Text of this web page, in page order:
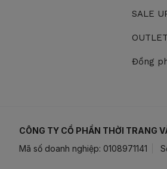
SALE
OUTLET
Đồng
CÔNG TY CỔ PHẦN THỜI TRANG
Mã số doanh nghiệp: 0108971141